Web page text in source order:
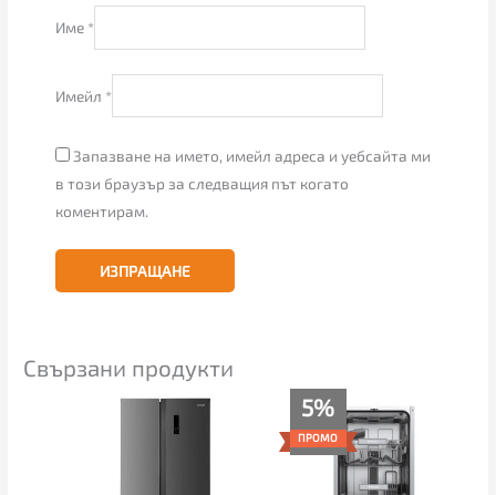
Име *
Имейл *
Запазване на името, имейл адреса и уебсайта ми
в този браузър за следващия път когато
коментирам.
Свързани продукти
5%
ПРОМО
price
365.00€
(713.88
лв.).
цена
е:
346.00€
(676.72
лв.).